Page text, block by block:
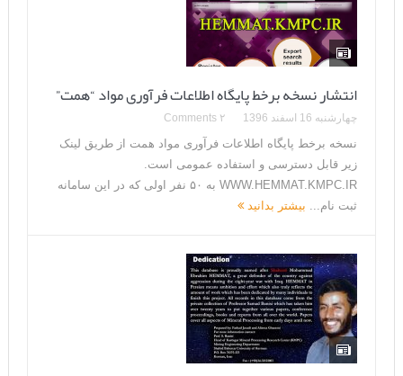
انتشار نسخه برخط پایگاه اطلاعات فرآوری مواد “همت”
چهارشنبه 16 اسفند 1396 ۲ Comments
نسخه برخط پایگاه اطلاعات فرآوری مواد همت از طریق لینک
زیر قابل دسترسی و استفاده عمومی است.
WWW.HEMMAT.KMPC.IR به ۵۰ نفر اولی که در این سامانه
ثبت نام... بیشتر بدانید